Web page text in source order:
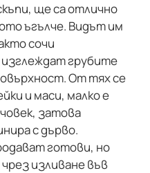
ще са отлично
ъгълче. Видът им
сочи
грубите
От тях се
и маси, малко е
затова
с дърво.
готови, но
изливане във